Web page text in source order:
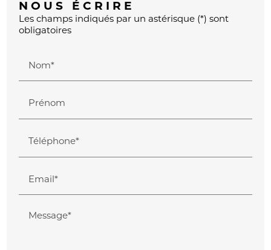
NOUS ÉCRIRE
Les champs indiqués par un astérisque (*) sont
obligatoires
Nom*
Prénom
Téléphone*
Email*
Message*